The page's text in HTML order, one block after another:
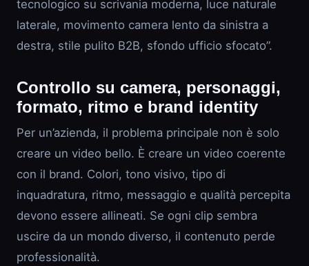
tecnologico su scrivania moderna, luce naturale
laterale, movimento camera lento da sinistra a
destra, stile pulito B2B, sfondo ufficio sfocato”.
Controllo su camera, personaggi,
formato, ritmo e brand identity
Per un’azienda, il problema principale non è solo
creare un video bello. È creare un video coerente
con il brand. Colori, tono visivo, tipo di
inquadratura, ritmo, messaggio e qualità percepita
devono essere allineati. Se ogni clip sembra
uscire da un mondo diverso, il contenuto perde
professionalità.